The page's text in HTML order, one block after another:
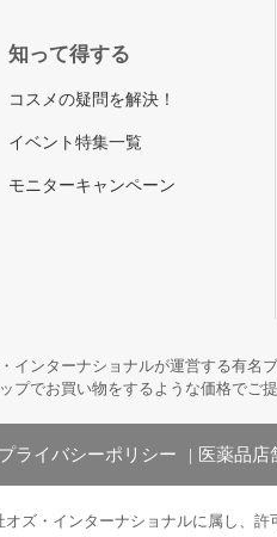
知って得する
コスメの疑問を解決！
イベント特集一覧
モニターキャンペーン
インターナショナルが運営する有名
プでお買い物をするような価格でご
プライバシーポリシー 医薬品店
ズ・インターナショナルに属し、許